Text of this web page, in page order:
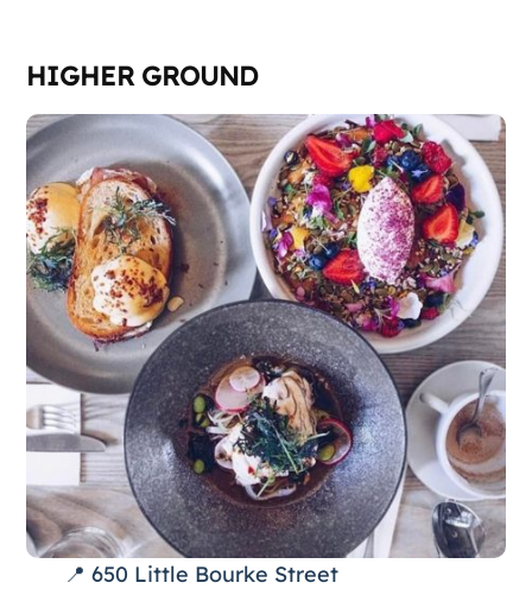
HIGHER GROUND
📍 650 Little Bourke Street